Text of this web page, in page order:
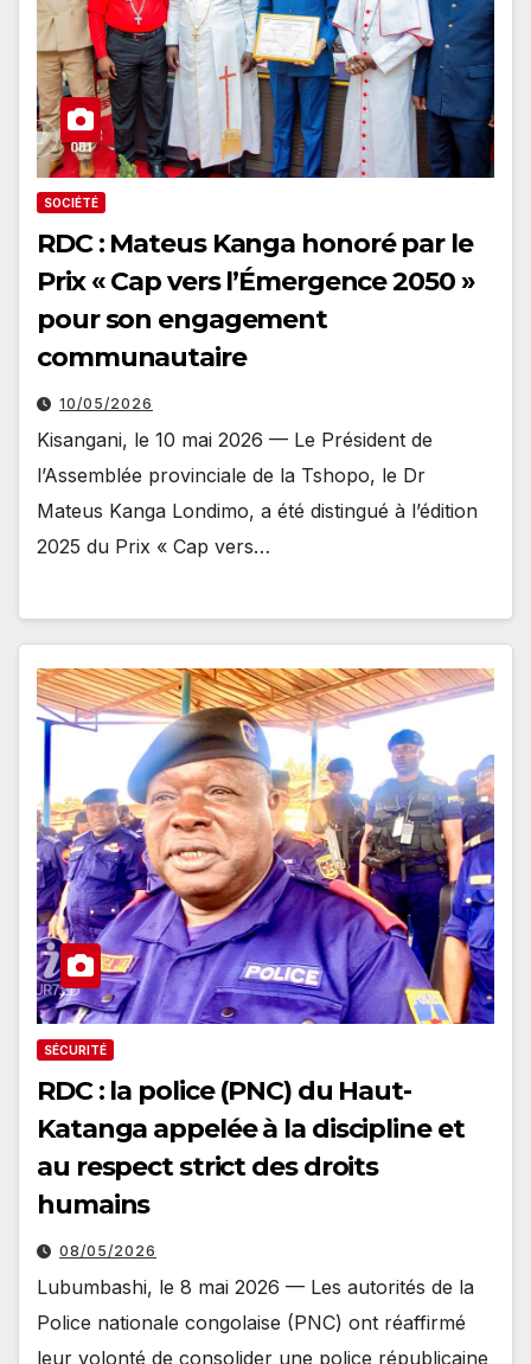
SOCIÉTÉ
RDC : Mateus Kanga honoré par le
Prix « Cap vers l’Émergence 2050 »
pour son engagement
communautaire
10/05/2026
Kisangani, le 10 mai 2026 — Le Président de
l’Assemblée provinciale de la Tshopo, le Dr
Mateus Kanga Londimo, a été distingué à l’édition
2025 du Prix « Cap vers…
SÉCURITÉ
RDC : la police (PNC) du Haut-
Katanga appelée à la discipline et
au respect strict des droits
humains
08/05/2026
Lubumbashi, le 8 mai 2026 — Les autorités de la
Police nationale congolaise (PNC) ont réaffirmé
leur volonté de consolider une police républicaine